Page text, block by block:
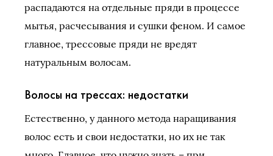
распадаются на отдельные пряди в процессе
мытья, расчесывания и сушки феном. И самое
главное, трессовые пряди не вредят
натуральным волосам.
Волосы на трессах: недостатки
Естественно, у данного метода наращивания
волос есть и свои недостатки, но их не так